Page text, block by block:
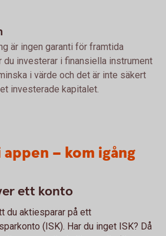
är ingen garanti för framtida
du investerar i finansiella instrument
i värde och det är inte säkert
investerade kapitalet.
– kom igång
ett konto
du aktiesparar på ett
(ISK). Har du inget ISK? Då